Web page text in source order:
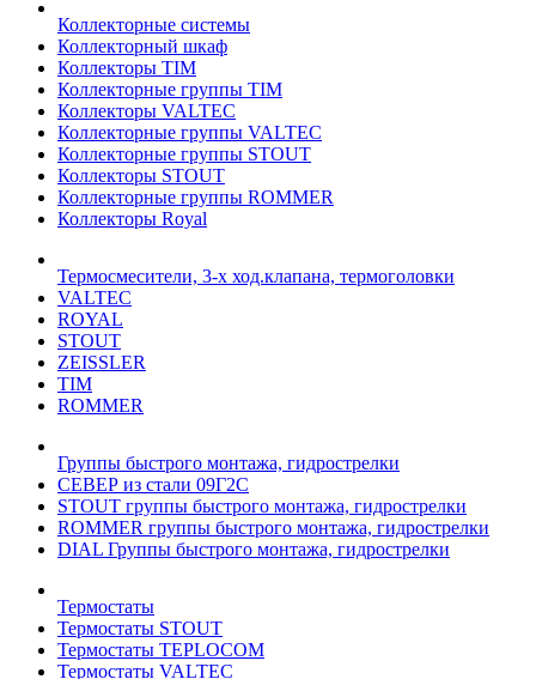
Коллекторные системы
Коллекторный шкаф
Коллекторы TIM
Коллекторные группы TIM
Коллекторы VALTEC
Коллекторные группы VALTEC
Коллекторные группы STOUT
Коллекторы STOUT
Коллекторные группы ROMMER
Коллекторы Royal
Термосмесители, 3-х ход.клапана, термоголовки
VALTEC
ROYAL
STOUT
ZEISSLER
TIM
ROMMER
Группы быстрого монтажа, гидрострелки
СЕВЕР из стали 09Г2С
STOUT группы быстрого монтажа, гидрострелки
ROMMER группы быстрого монтажа, гидрострелки
DIAL Группы быстрого монтажа, гидрострелки
Термостаты
Термостаты STOUT
Термостаты TEPLOCOM
Термостаты VALTEC